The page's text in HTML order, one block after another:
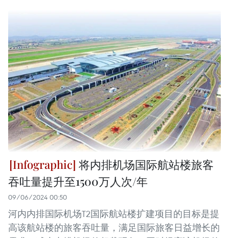
将内排机场国际航站楼旅客
吞吐量提升至1500万人次/年
09/06/2024 00:50
河内内排国际机场T2国际航站楼扩建项目的目标是提
高该航站楼的旅客吞吐量，满足国际旅客日益增长的